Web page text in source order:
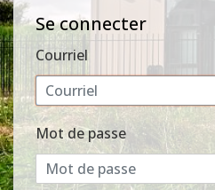
Se connecter
Courriel
Mot de passe